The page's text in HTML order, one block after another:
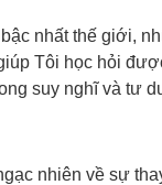
nhất thế giới,
Tôi học hỏi
suy nghĩ và tư
nhiên về sự